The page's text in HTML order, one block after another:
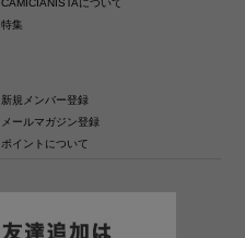
特集
新規メンバー登録
メールマガジン登録
ポイントについて